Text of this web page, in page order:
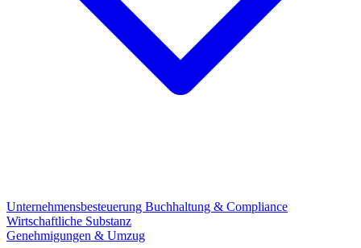
Unternehmensbesteuerung Buchhaltung & Compliance
Wirtschaftliche Substanz
Genehmigungen & Umzug